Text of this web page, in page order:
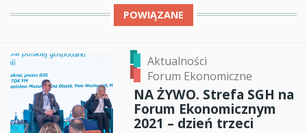
POWIĄZANE
Aktualności
Forum Ekonomiczne
NA ŻYWO. Strefa SGH na
Forum Ekonomicznym
2021 – dzień trzeci